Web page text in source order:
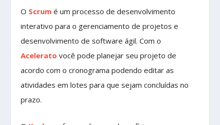
O Scrum é um processo de desenvolvimento
interativo para o gerenciamento de projetos e
desenvolvimento de software ágil. Com o
Acelerato você pode planejar seu projeto de
acordo com o cronograma podendo editar as
atividades em lotes para que sejam concluídas no
prazo.